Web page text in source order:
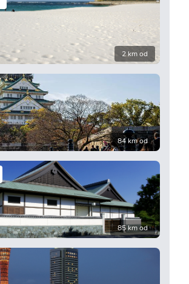
2 km od
84 km od
85 km od